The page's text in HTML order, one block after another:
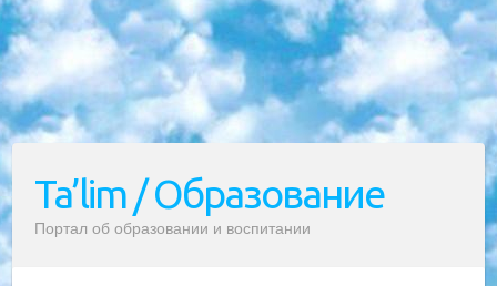
Ta’lim / Образование
Портал об образовании и воспитании